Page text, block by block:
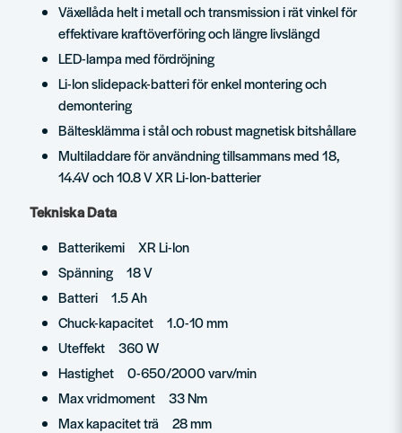
Växellåda helt i metall och transmission i rät vinkel för
effektivare kraftöverföring och längre livslängd
LED-lampa med fördröjning
Li-Ion slidepack-batteri för enkel montering och
demontering
Bältesklämma i stål och robust magnetisk bitshållare
Multiladdare för användning tillsammans med 18,
14.4V och 10.8 V XR Li-Ion-batterier
Tekniska Data
Batterikemi XR Li-Ion
Spänning 18 V
Batteri 1.5 Ah
Chuck-kapacitet 1.0-10 mm
Uteffekt 360 W
Hastighet 0-650/2000 varv/min
Max vridmoment 33 Nm
Max kapacitet trä 28 mm